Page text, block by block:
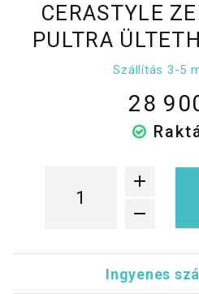
CERASTYLE
PULTRA
Szállítás 3-5
28
Ingyenes